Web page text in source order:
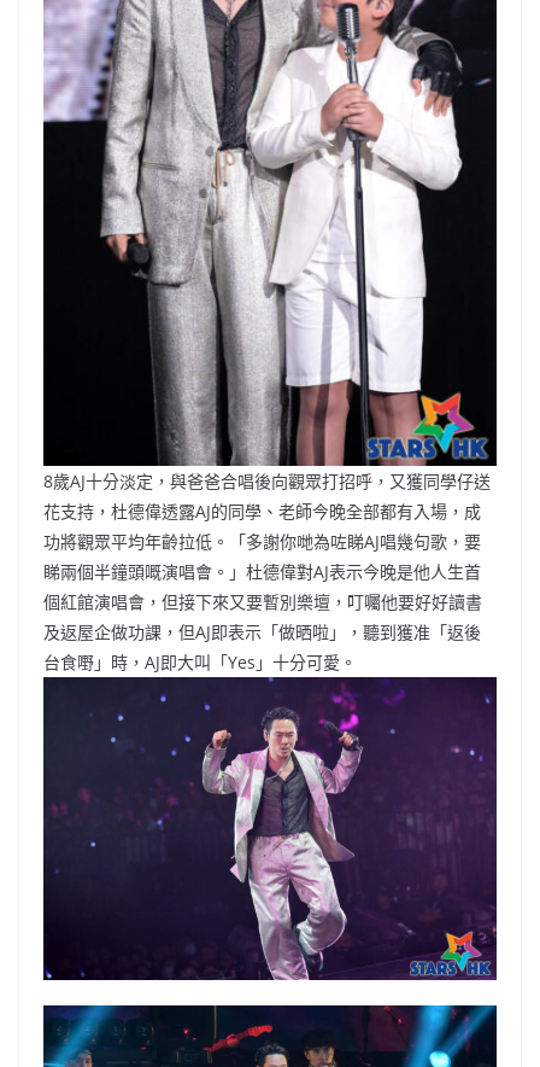
8歲AJ十分淡定，與爸爸合唱後向觀眾打招呼，又獲同學仔送
花支持，杜德偉透露AJ的同學、老師今晚全部都有入場，成
功將觀眾平均年齡拉低。「多謝你哋為咗睇AJ唱幾句歌，要
睇兩個半鐘頭嘅演唱會。」杜德偉對AJ表示今晚是他人生首
個紅館演唱會，但接下來又要暫別樂壇，叮囑他要好好讀書
及返屋企做功課，但AJ即表示「做晒啦」，聽到獲准「返後
台食嘢」時，AJ即大叫「Yes」十分可愛。